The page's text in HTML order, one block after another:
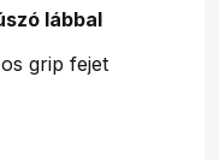
lábbal
grip fejet